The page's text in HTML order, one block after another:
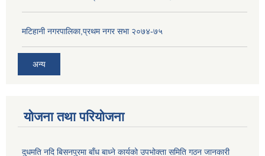
मटिहानी नगरपालिका,प्रथम नगर सभा २०७४-७५
अन्य
योजना तथा परियोजना
दुधमति नदि बिसनपुरमा बाँध बाध्ने कार्यको उपभोक्ता समिति गठन जानकारी